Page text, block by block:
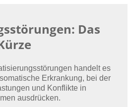
Das
handelt es
Erkrankung, bei der
und Konflikte in
ausdrücken.